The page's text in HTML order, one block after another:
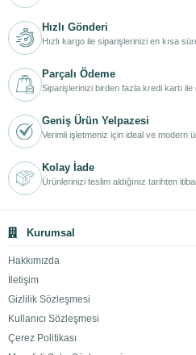
Hızlı Gönderi
Hızlı kargo ile siparişlerinizi en kısa
Parçalı Ödeme
Siparişlerinizi birden fazla kredi kartı ile
Geniş Ürün Yelpazesi
Verimli işletmeniz için ideal ve modern
Kolay İade
Ürünlerinizi teslim aldığınız tarihten
Kurumsal
Hakkımızda
İletişim
Gizlilik Sözleşmesi
Kullanıcı Sözleşmesi
Çerez Politikası